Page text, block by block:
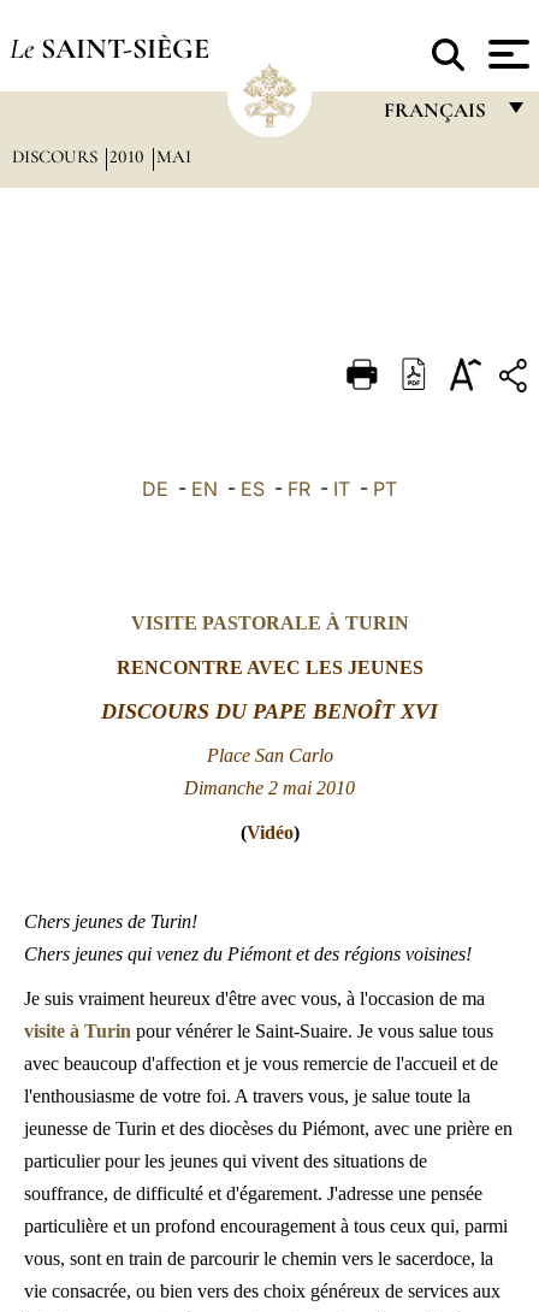
Le SAINT-SIÈGE
FRANÇAIS
DEUTSCH
العربيّة
DISCOURS 2010 MAI
DE - EN - ES - FR - IT - PT
VISITE PASTORALE À TURIN
RENCONTRE AVEC LES JEUNES
DISCOURS DU PAPE BENOÎT XVI
Place San Carlo
Dimanche 2 mai 2010
(Vidéo)
Chers jeunes de Turin!
Chers jeunes qui venez du Piémont et des régions voisines!
Je suis vraiment heureux d'être avec vous, à l'occasion de ma
visite à Turin pour vénérer le Saint-Suaire. Je vous salue tous
avec beaucoup d'affection et je vous remercie de l'accueil et de
l'enthousiasme de votre foi. A travers vous, je salue toute la
jeunesse de Turin et des diocèses du Piémont, avec une prière en
particulier pour les jeunes qui vivent des situations de
souffrance, de difficulté et d'égarement. J'adresse une pensée
particulière et un profond encouragement à tous ceux qui, parmi
vous, sont en train de parcourir le chemin vers le sacerdoce, la
vie consacrée, ou bien vers des choix généreux de services aux